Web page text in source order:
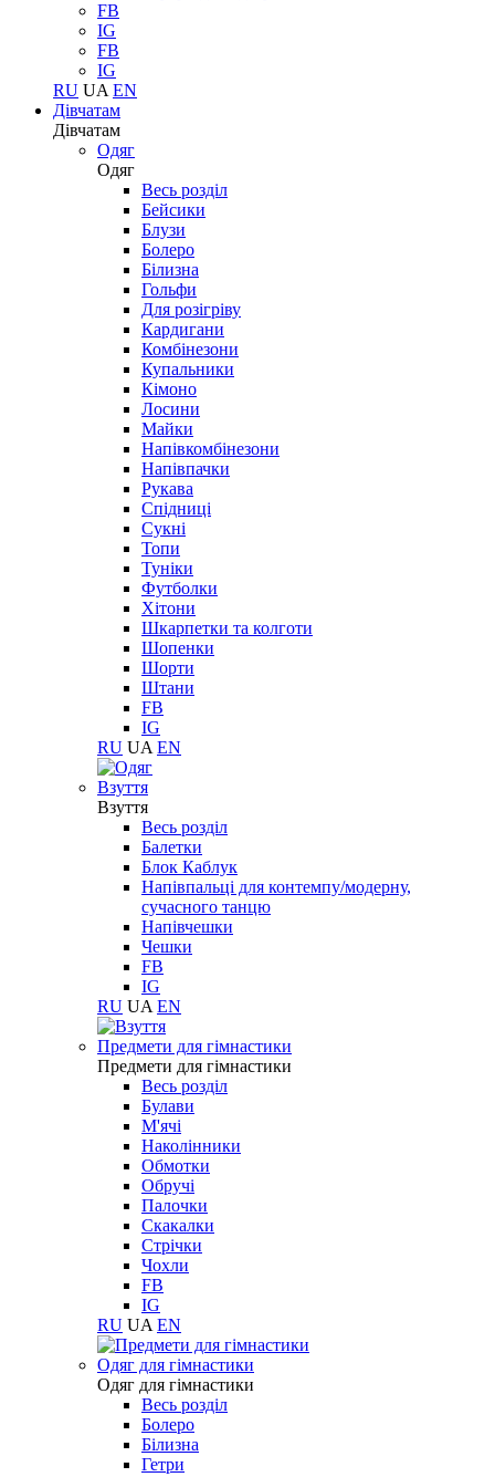
FB
IG
FB
IG
RU UA EN
Дівчатам
Дівчатам
Одяг
Одяг
Весь розділ
Бейсики
Блузи
Болеро
Білизна
Гольфи
Для розігріву
Кардигани
Комбінезони
Купальники
Кімоно
Лосини
Майки
Напівкомбінезони
Напівпачки
Рукава
Спідниці
Сукні
Топи
Туніки
Футболки
Хітони
Шкарпетки та колготи
Шопенки
Шорти
Штани
FB
IG
RU UA EN
Взуття
Взуття
Весь розділ
Балетки
Блок Каблук
Напівпальці для контемпу/модерну,
сучасного танцю
Напівчешки
Чешки
FB
IG
RU UA EN
Предмети для гімнастики
Предмети для гімнастики
Весь розділ
Булави
М'ячі
Наколінники
Обмотки
Обручі
Палочки
Скакалки
Стрічки
Чохли
FB
IG
RU UA EN
Одяг для гімнастики
Одяг для гімнастики
Весь розділ
Болеро
Білизна
Гетри